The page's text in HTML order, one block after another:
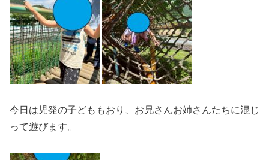
今日は児発の子どももおり、お兄さんお姉さんたちに混じ
って遊びます。